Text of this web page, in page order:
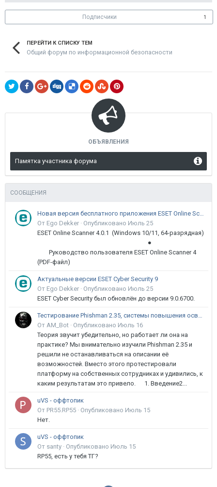
Подписчики 1
ПЕРЕЙТИ К СПИСКУ ТЕМ
Общий форум по информационной безопасности
ОБЪЯВЛЕНИЯ
Памятка участника форума
СООБЩЕНИЯ
Новая версия бесплатного приложения ESET Online Scanner доступна пользователям
От Ego Dekker · Опубликовано Июль 25
ESET Online Scanner 4.0.1 (Windows 10/11, 64-разрядная)
●
Руководство пользователя ESET Online Scanner 4
(PDF-файл)
Актуальные версии ESET Cyber Security 9
От Ego Dekker · Опубликовано Июль 25
ESET Cyber Security был обновлён до версии 9.0.6700.
Тестирование Phishman 2.35, системы повышения осведомлённости пользователей в сфере ИБ
От AM_Bot · Опубликовано Июль 16
Теория звучит убедительно, но работает ли она на
практике? Мы внимательно изучили Phishman 2.35 и
решили не останавливаться на описании её
возможностей. Вместо этого протестировали
платформу на собственных сотрудниках и удивились, к
каким результатам это привело. 1. Введение2...
uVS - оффтопик
От PR55.RP55 · Опубликовано Июль 15
Нет.
uVS - оффтопик
От santy · Опубликовано Июль 15
RP55, есть у тебя ТГ?